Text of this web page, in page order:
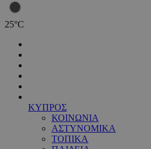
25°C
ΚΥΠΡΟΣ
ΚΟΙΝΩΝΙΑ
ΑΣΤΥΝΟΜΙΚΑ
ΤΟΠΙΚΑ